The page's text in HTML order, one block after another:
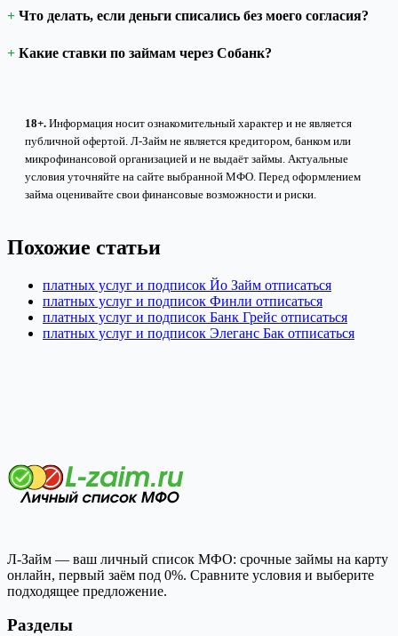
Что делать, если деньги списались без моего согласия?
Какие ставки по займам через Собанк?
18+. Информация носит ознакомительный характер и не является
публичной офертой. Л-Займ не является кредитором, банком или
микрофинансовой организацией и не выдаёт займы. Актуальные
условия уточняйте на сайте выбранной МФО. Перед оформлением
займа оценивайте свои финансовые возможности и риски.
Похожие статьи
платных услуг и подписок Йо Займ отписаться
платных услуг и подписок Финли отписаться
платных услуг и подписок Банк Грейс отписаться
платных услуг и подписок Элеганс Бак отписаться
Л-Займ — ваш личный список МФО: срочные займы на карту
онлайн, первый заём под 0%. Сравните условия и выберите
подходящее предложение.
Разделы